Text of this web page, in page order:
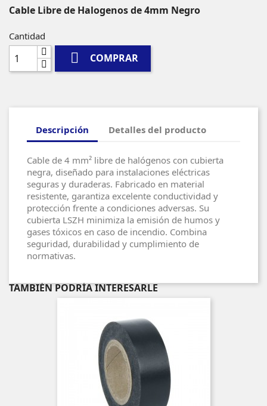
Cable Libre de Halogenos de 4mm Negro
Cantidad
 COMPRAR
Descripción Detalles del producto
Cable de 4 mm² libre de halógenos con cubierta
negra, diseñado para instalaciones eléctricas
seguras y duraderas. Fabricado en material
resistente, garantiza excelente conductividad y
protección frente a condiciones adversas. Su
cubierta LSZH minimiza la emisión de humos y
gases tóxicos en caso de incendio. Combina
seguridad, durabilidad y cumplimiento de
normativas.
TAMBIÉN PODRÍA INTERESARLE